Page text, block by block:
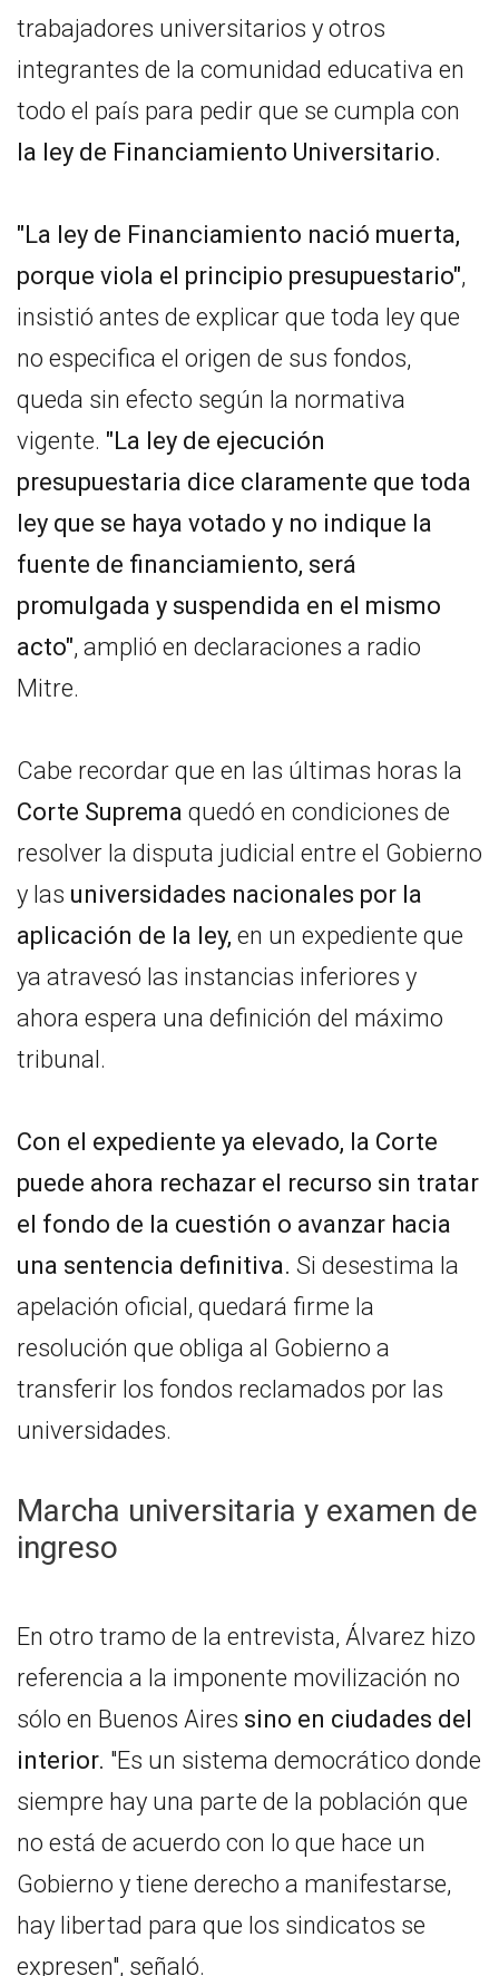
trabajadores universitarios y otros
integrantes de la comunidad educativa en
todo el país para pedir que se cumpla con
la ley de Financiamiento Universitario.
"La ley de Financiamiento nació muerta,
porque viola el principio presupuestario",
insistió antes de explicar que toda ley que
no especifica el origen de sus fondos,
queda sin efecto según la normativa
vigente. "La ley de ejecución
presupuestaria dice claramente que toda
ley que se haya votado y no indique la
fuente de financiamiento, será
promulgada y suspendida en el mismo
acto", amplió en declaraciones a radio
Mitre.
Cabe recordar que en las últimas horas la
Corte Suprema quedó en condiciones de
resolver la disputa judicial entre el Gobierno
y las universidades nacionales por la
aplicación de la ley, en un expediente que
ya atravesó las instancias inferiores y
ahora espera una definición del máximo
tribunal.
Con el expediente ya elevado, la Corte
puede ahora rechazar el recurso sin tratar
el fondo de la cuestión o avanzar hacia
una sentencia definitiva. Si desestima la
apelación oficial, quedará firme la
resolución que obliga al Gobierno a
transferir los fondos reclamados por las
universidades.
Marcha universitaria y examen de
ingreso
En otro tramo de la entrevista, Álvarez hizo
referencia a la imponente movilización no
sólo en Buenos Aires sino en ciudades del
interior. "Es un sistema democrático donde
siempre hay una parte de la población que
no está de acuerdo con lo que hace un
Gobierno y tiene derecho a manifestarse,
hay libertad para que los sindicatos se
expresen", señaló.